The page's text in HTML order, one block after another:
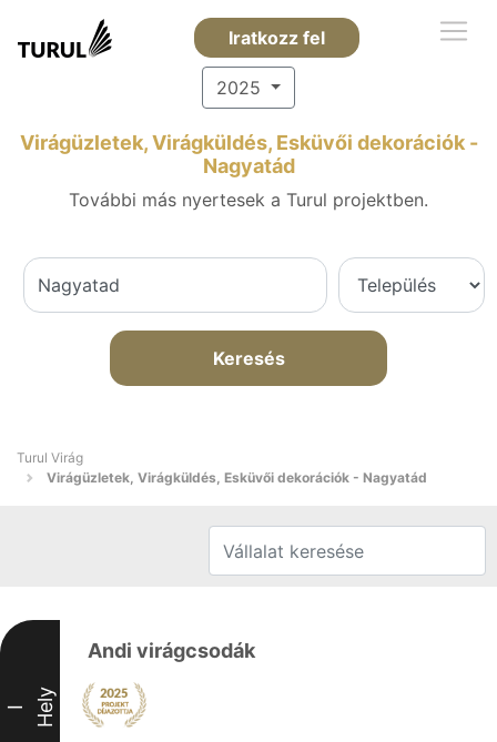
Iratkozz fel
2025
Virágüzletek, Virágküldés, Esküvői dekorációk -
Nagyatád
További más nyertesek a Turul projektben.
Keresés
Turul Virág
Virágüzletek, Virágküldés, Esküvői dekorációk - Nagyatád
I Hely
Andi virágcsodák